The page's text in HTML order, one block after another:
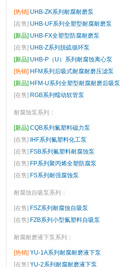
[热销] UHB-ZK系列耐腐耐磨泵
[在售] UHB-UF系列全塑型耐腐耐磨泵
[新品] UHB-FX全塑型防腐耐磨泵
[在售] UHB-Z系列脱硫循环泵
[新品] UHB-P（U）系列耐腐蚀离心泵
[热销] HFM系列后吸式耐腐耐磨压滤泵
[新品] HFM-U系列全塑型耐腐耐磨后吸泵
[在售] RGB系列蠕动软管泵
耐腐蚀泵系列 ：
[新品] CQB系列氟塑料磁力泵
[在售]
IHF系列氟塑料化工泵
[在售] FSB系列氟塑料耐腐蚀泵
[在售] FP系列聚丙烯全塑防腐泵
[在售] FS系列耐强腐蚀泵
耐腐蚀自吸泵系列 ：
[在售] FSZ系列耐腐蚀自吸泵
[在售] FZB系列小型氟塑料自吸泵
耐腐耐磨液下泵系列 ：
[热销] YU-1A系列耐腐耐磨液下泵
[在售] YU-2系列耐腐耐磨液下泵